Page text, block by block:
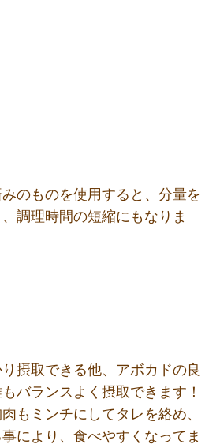
のものを使用すると、分量を
調理時間の短縮にもなりま
摂取できる他、アボカドの良
バランスよく摂取できます！
もミンチにしてタレを絡め、
により、食べやすくなってま